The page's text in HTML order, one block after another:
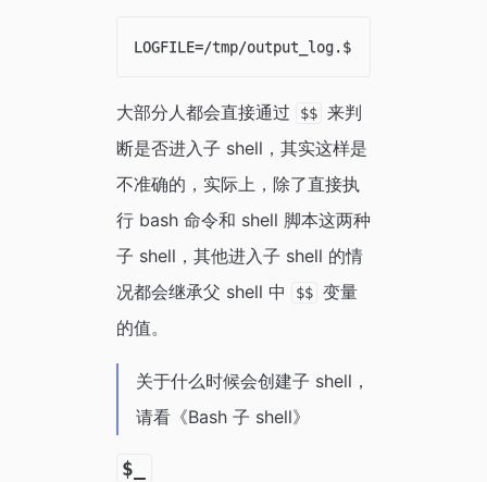
LOGFILE=/tmp/output_log.$
大部分人都会直接通过 $$ 来判
断是否进入子 shell，其实这样是
不准确的，实际上，除了直接执
行 bash 命令和 shell 脚本这两种
子 shell，其他进入子 shell 的情
况都会继承父 shell 中
$$ 变量
的值。
关于什么时候会创建子 shell，
请看《Bash 子 shell》
$_